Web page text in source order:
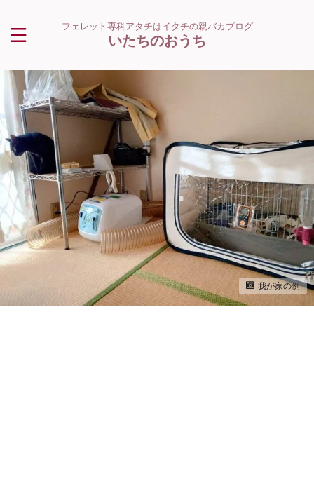
フェレット専科アタチはイタチの親バカブログ
いたちのおうち
我が家の例